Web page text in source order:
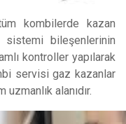
kombilerde kazan
bileşenlerinin
kontroller yapılarak
servisi gaz kazanlar
alanıdır.